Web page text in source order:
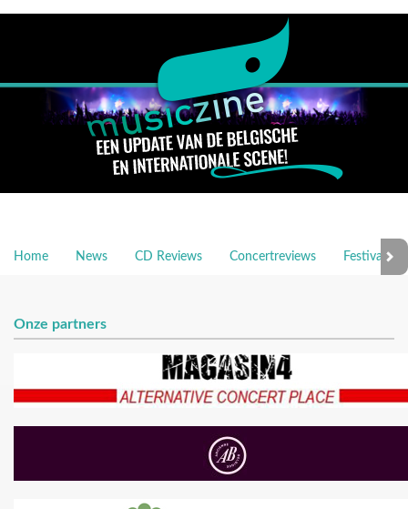
Home News CD Reviews Concertreviews
Onze partners